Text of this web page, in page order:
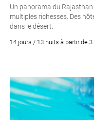
Un panorama du
multiples richesses. Des
dans le désert.
14 jours / 13 nuits à partir de